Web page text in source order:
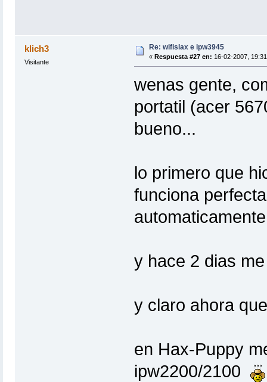
klich3
Visitante
Re: wifislax e ipw3945
« Respuesta #27 en: 16-02-2007,
wenas gente,
portatil (acer
bueno...
lo primero que
funciona
y hace 2 dias
y claro ahora
en Hax-Puppy
ipw2200/2100